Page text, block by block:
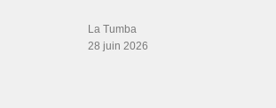
La Tumba
28 juin 2026